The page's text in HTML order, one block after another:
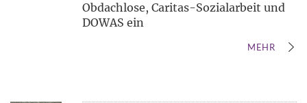
Obdachlose, Caritas-Sozialarbeit und
DOWAS ein
MEHR